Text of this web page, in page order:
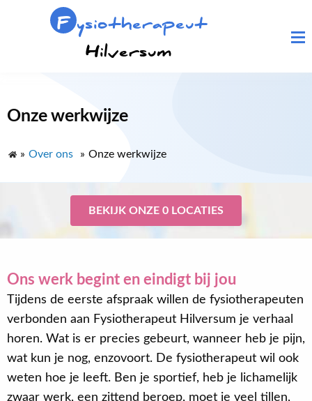
F ysiotherapeut
Hilversum
Onze werkwijze
» Over ons » Onze werkwijze
BEKIJK ONZE 0 LOCATIES
Ons werk begint en eindigt bij jou
Tijdens de eerste afspraak willen de fysiotherapeuten
verbonden aan Fysiotherapeut Hilversum je verhaal
horen. Wat is er precies gebeurt, wanneer heb je pijn,
wat kun je nog, enzovoort. De fysiotherapeut wil ook
weten hoe je leeft. Ben je sportief, heb je lichamelijk
zwaar werk, een zittend beroep, moet je veel tillen,